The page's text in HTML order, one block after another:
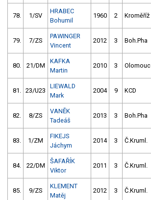
78. 1/SV
HRABEC
Bohumil
1960 2 Kroměříž
79. 7/ZS
PAWINGER
Vincent
2012 3 Boh.Pha
80. 21/DM
KAFKA
Martin
2010 3 Olomouc
81. 23/U23
LIEWALD
Mark
2004 9 KCD
82. 8/ZS
VANĚK
Tadeáš
2013 3 Boh.Pha
83. 1/ZM
FIKEJS
Jáchym
2014 3 Č.Kruml.
84. 22/DM
ŠAFAŘÍK
Viktor
2011 3 Č.Kruml.
85. 9/ZS
KLEMENT
Matěj
2012 3 Č.Kruml.